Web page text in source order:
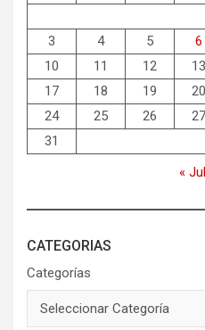
3
4 5 6
10
11 12 13
17
18 19 20
24
25 26 27
31
« Jul
CATEGORIAS
Categorías